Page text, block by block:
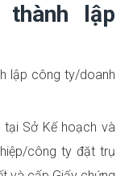
lập
lập công ty/doanh
tại Sở Kế hoạch và
công ty đặt trụ